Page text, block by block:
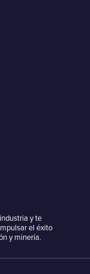
y te
el éxito
y minería.